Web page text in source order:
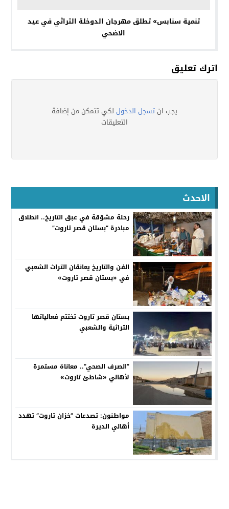
تنمية سنابس» تطلق مهرجان الدوخلة التراثي في عيد
الاضحي
اترك تعليق
يجب ان تسجل الدخول لكي تتمكن من إضافة
التعليقات
الاحدث
رحلة مشوّقة في عبق التاريخ.. انطلاق
مبادرة “بستان قصر تاروت”
الفن والتاريخ يعانقان التراث الشعبي
في «بستان قصر تاروت»
بستان قصر تاروت تختتم فعالياتها
التراثية والشعبي
”الصرف الصحي“.. معاناة مستمرة
لأهالي «شاطئ تاروت»
مواطنون: تصدعات ”خزان تاروت“ تهدد
أهالي الديرة